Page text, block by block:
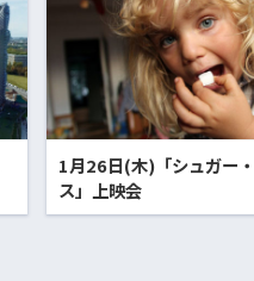
1月26日(木)「シュガー
ス」上映会